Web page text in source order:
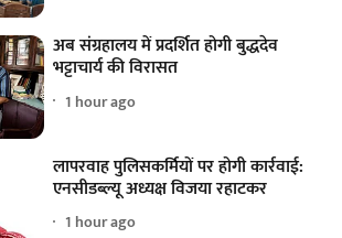
अब संग्रहालय में प्रदर्शित होगी बुद्धदेव
भट्टाचार्य की विरासत
1 hour ago
लापरवाह पुलिसकर्मियों पर होगी कार्रवाई:
एनसीडब्ल्यू अध्यक्ष विजया रहाटकर
1 hour ago